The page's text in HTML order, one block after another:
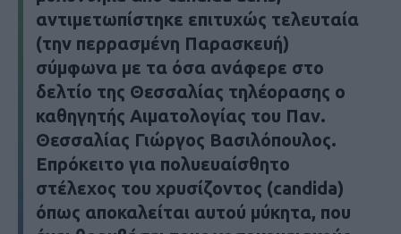
αντιμετωπίστηκε επιτυχώς τελευταία
(την περρασμένη Παρασκευή)
σύμφωνα με τα όσα ανάφερε στο
δελτίο της Θεσσαλίας τηλέορασης ο
καθηγητής Αιματολογίας του Παν.
Θεσσαλίας Γιώργος Βασιλόπουλος.
Επρόκειτο για πολυευαίσθητο
στέλεχος του χρυσίζοντος (candida)
όπως αποκαλείται αυτού μύκητα, που